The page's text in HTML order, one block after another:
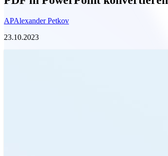
APAlexander Petkov
23.10.2023